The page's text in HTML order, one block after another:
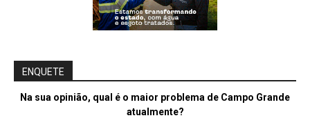
ENQUETE
Na sua opinião, qual é o maior problema de Campo Grande
atualmente?